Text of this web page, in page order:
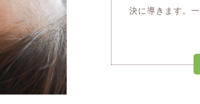
決に導きます。